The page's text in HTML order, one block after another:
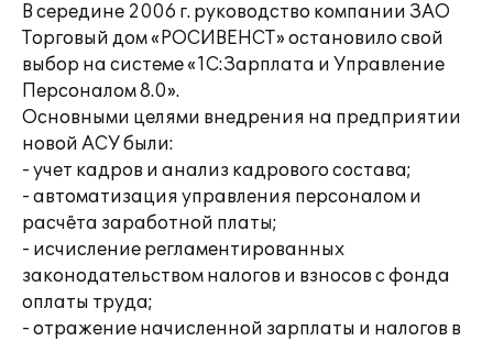
В середине 2006 г. руководство компании ЗАО
Торговый дом «РОСИВЕНСТ» остановило свой
выбор на системе «1С:Зарплата и Управление
Персоналом 8.0».
Основными целями внедрения на предприятии
новой АСУ были:
- учет кадров и анализ кадрового состава;
- автоматизация управления персоналом и
расчёта заработной платы;
- исчисление регламентированных
законодательством налогов и взносов с фонда
оплаты труда;
- отражение начисленной зарплаты и налогов в